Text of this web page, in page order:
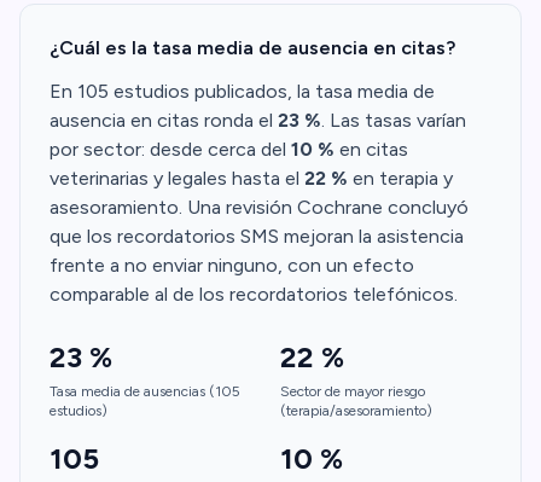
¿Cuál es la tasa media de ausencia en citas?
En 105 estudios publicados, la tasa media de
ausencia en citas ronda el 23 %. Las tasas varían
por sector: desde cerca del 10 % en citas
veterinarias y legales hasta el 22 % en terapia y
asesoramiento. Una revisión Cochrane concluyó
que los recordatorios SMS mejoran la asistencia
frente a no enviar ninguno, con un efecto
comparable al de los recordatorios telefónicos.
23 %
Tasa media de ausencias (105
estudios)
22 %
Sector de mayor riesgo
(terapia/asesoramiento)
105 10 %